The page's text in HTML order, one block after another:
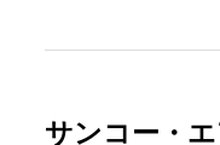
サンコー・